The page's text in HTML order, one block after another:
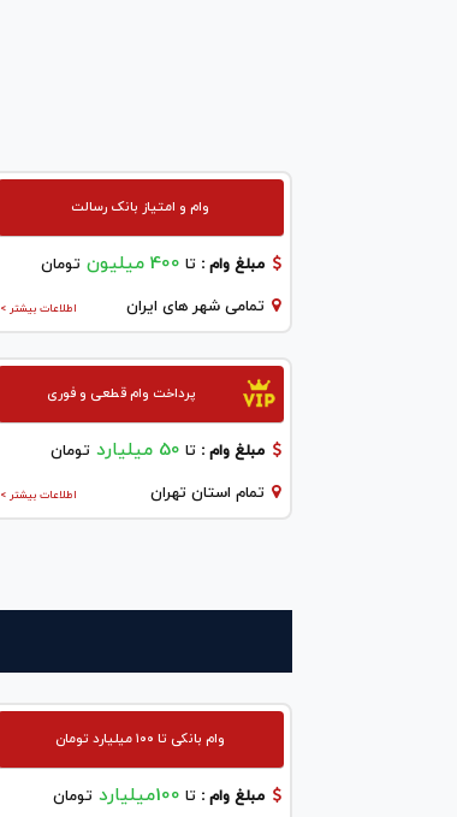
وام و امتیاز بانک رسالت
مبلغ وام : تا 400 میلیون تومان
اطلاعات بیشتر > تمامی شهر های ایران
پرداخت وام قطعی و فوری
مبلغ وام : تا 50 میلیارد تومان
اطلاعات بیشتر > تمام استان تهران
وام بانکی تا ۱۰۰ میلیارد تومان
مبلغ وام : تا 100میلیارد تومان